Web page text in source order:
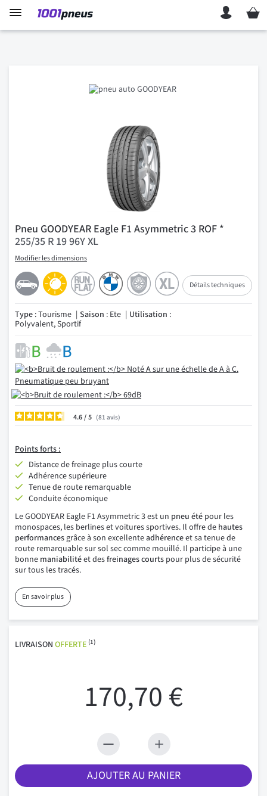
Mon
Pneu GOODYEAR Eagle F1 Asymmetric 3 ROF *
255/35 R 19 96Y XL
Modifier les dimensions
Détails techniques
Type : Tourisme Saison : Ete Utilisation :
Polyvalent, Sportif
4.6/ 81 avis
Pointsforts :
Distance de freinage plus courte
Adhérence supérieure
Tenue de route remarquable
Conduite économique
Le GOODYEAR Eagle F1 Asymmetric 3 est un pneu été pour les
monospaces, les berlines et voitures sportives. Il offre de hautes
performancesgrâce à son excellenteadhérenceet sa tenue de
route remarquable sur sol sec comme mouillé. Il participe à une
bonne maniabilitéet desfreinages courts pour plus de sécurité
sur tous les tracés.
En savoir plus
LIVRAISON OFFERTE (1)
170,70 €
AJOUTER AU PANIER